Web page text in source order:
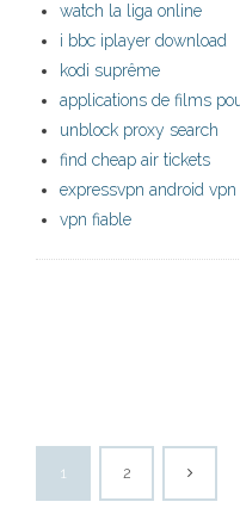
watch la liga online
i bbc iplayer download
kodi suprême
applications de films
unblock proxy search
find cheap air tickets
expressvpn android vpn
vpn fiable
1 2